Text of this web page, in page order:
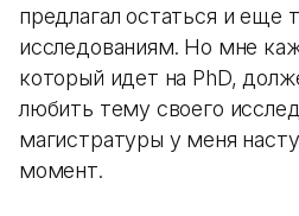
предлагал остаться и еще
исследованиям. Но мне
который идет на PhD,
любить тему своего
магистратуры у меня
момент.